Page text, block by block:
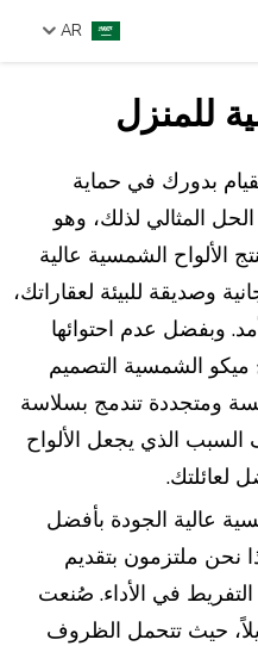
AR
ابحث
للمنزل
بدورك في حماية
المثالي لذلك، وهو
الألواح الشمسية عالية
وصديقة للبيئة لعقاراتك،
وبفضل عدم احتوائها
ميكو الشمسية التصميم
ومتجددة تندمج بسلاسة
السبب الذي يجعل الألواح
لعائلتك.
عالية الجودة بأفضل
نحن ملتزمون بتقديم
في الأداء. صُنعت
حيث تتحمل الظروف